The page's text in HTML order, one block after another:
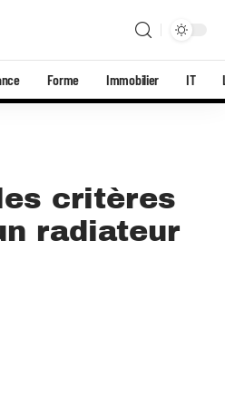
Forme Immobilier IT
critères
radiateur